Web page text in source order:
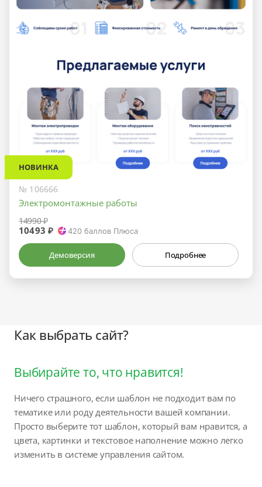
НОВИНКА
№ 106666
Электромонтажные работы
14990 ₽
10493 ₽ 420 баллов Плюса
Демоверсия Подробнее
Как выбрать сайт?
Выбирайте то, что нравится!
Ничего страшного, если шаблон не подходит вам по
тематике или роду деятельности вашей компании.
Просто выберите тот шаблон, который вам нравится, а
цвета, картинки и текстовое наполнение можно легко
изменить в системе управления сайтом.